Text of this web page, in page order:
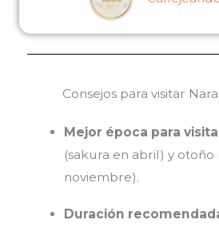
Consejos para visitar
Mejor época para
(sakura en abril) y otoño
noviembre).
Duración